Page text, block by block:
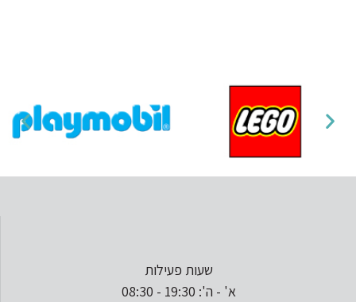
שעות פעילות
א' - ה': 19:30 - 08:30